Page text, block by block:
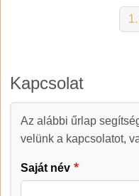
Kapcsolat
Kapcsolat
Az alábbi űrlap
velünk a kapcsolatot,
Saját név